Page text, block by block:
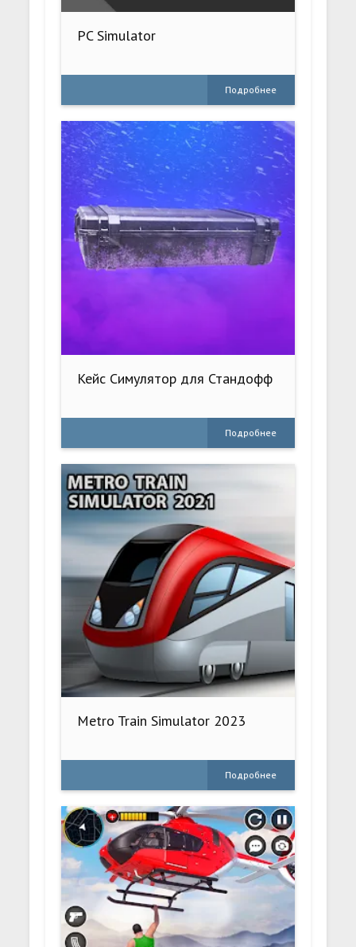
PC Simulator
Подробнее
Кейс Симулятор для Стандофф
Подробнее
Metro Train Simulator 2023
Подробнее